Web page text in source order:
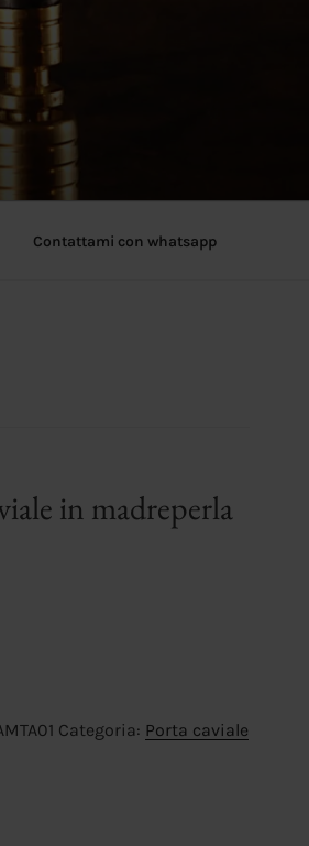
Contattami con whatsapp
in madreperla
Categoria: Porta caviale